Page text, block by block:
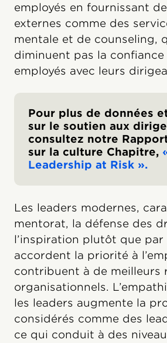
employés en fournissant
externes comme des
mentale et de counseling,
diminuent pas la confiance
employés avec leurs
Pour plus de données
sur le soutien aux
consultez notre
sur la culture Chapitre,
Leadership at Risk ».
Les leaders modernes,
mentorat, la défense des
l’inspiration plutôt que par
accordent la priorité à
contribuent à de meilleurs
organisationnels.
les leaders augmente la
considérés comme des
ce qui conduit à des